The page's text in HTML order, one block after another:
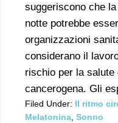
suggeriscono che
notte potrebbe
organizzazioni
considerano il
rischio per la
cancerogena. Gli
Filed Under: Il ritmo
Melatonina, Sonno